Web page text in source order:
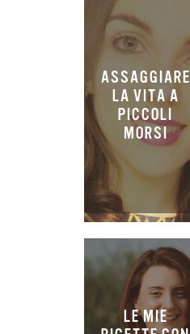
ASSAGGIARE
LA VITA A
PICCOLI
MORSI
LE MIE